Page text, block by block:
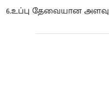
6.உப்பு தேவையான அளவு